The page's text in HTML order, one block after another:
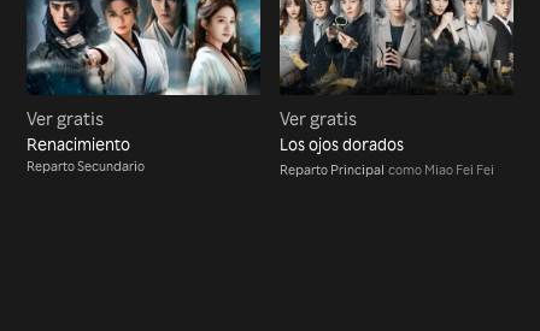
Ver gratis
Renacimiento
Reparto Secundario
Ver gratis
Los ojos dorados
Reparto Principal como Miao Fei Fei